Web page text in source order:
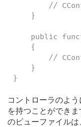
//
    }
public
    {
//
    }
}
コントローラのよ
を持つことができ
のビューファイル